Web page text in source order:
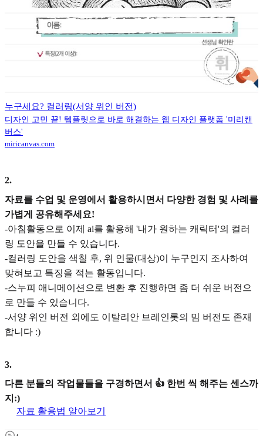
누구세요? 컬러링(서양 위인 버전)
디자인 고민 끝! 템플릿으로 바로 해결하는 웹 디자인 플랫폼 '미리캔
버스'
miricanvas.com
2.
자료를 수업 및 운영에서 활용하시면서 다양한 경험 및 사례를
가볍게 공유해주세요!
-아침활동으로 이제 ai를 활용해 '내가 원하는 캐릭터'의 컬러
링 도안을 만들 수 있습니다.
-컬러링 도안을 색칠 후, 위 인물(대상)이 누구인지 조사하여
맞혀보고 특징을 적는 활동입니다.
-스누피 애니메이션으로 변환 후 진행하면 좀 더 쉬운 버전으
로 만들 수 있습니다.
-서양 위인 버전 외에도 이탈리안 브레인롯의 밈 버전도 존재
합니다 :)
3.
다른 분들의 작업물들을 구경하면서 👍 한번 씩 해주는 센스까
지:)
자료 활용법 알아보기